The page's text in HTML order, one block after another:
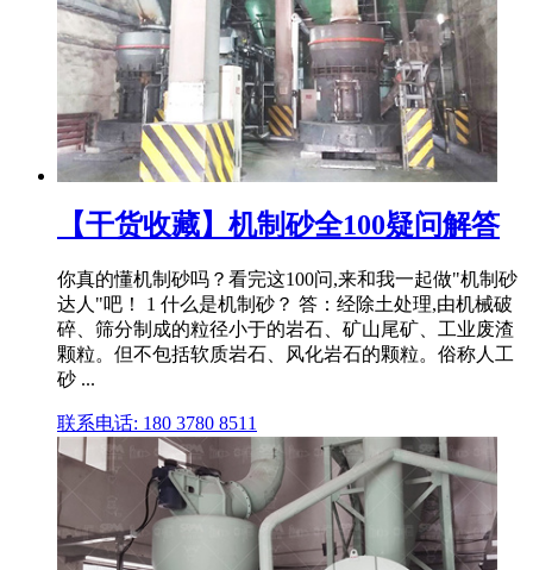
【干货收藏】机制砂全100疑问解答
你真的懂机制砂吗？看完这100问,来和我一起做"机制砂
达人"吧！ 1 什么是机制砂？ 答：经除土处理,由机械破
碎、筛分制成的粒径小于的岩石、矿山尾矿、工业废渣
颗粒。但不包括软质岩石、风化岩石的颗粒。俗称人工
砂 ...
联系电话: 180 3780 8511